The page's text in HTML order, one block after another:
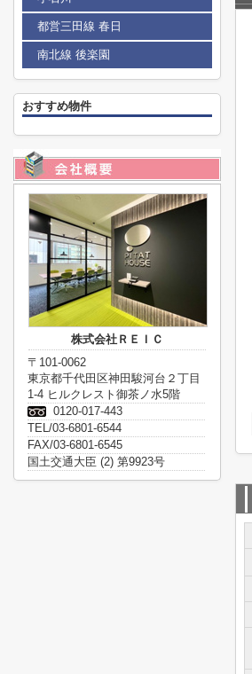
都営三田線 春日
南北線 後楽園
おすすめ物件
株式会社ＲＥＩＣ
〒101-0062
東京都千代田区神田駿河台２丁目
1-4 ヒルクレスト御茶ノ水5階
0120-017-443
TEL/03-6801-6544
FAX/03-6801-6545
国土交通大臣 (2) 第9923号